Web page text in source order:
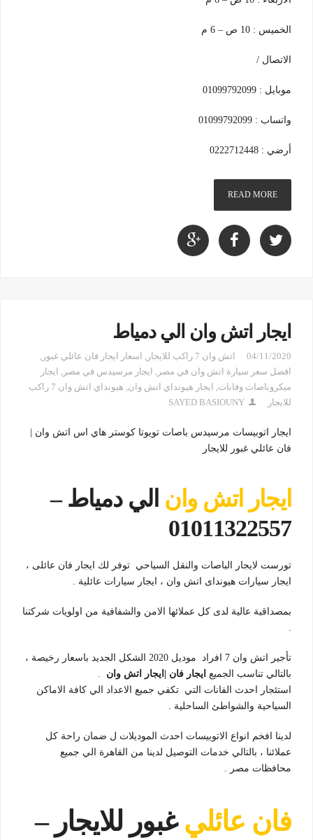
الخميس : 10 ص – 6 م
الاتصال /
موبايل : 01099792099
واتساب : 01099792099
أرضي : 0222712448
READ MORE
ايجار اتش وان الي دمياط
04/11/2020 اتش وان 7 راكب للايجار , اسعار ايجار فان عائلي غبور ,
افضل سعر سيارة اتش وان في مصر , ايجار مرسيدس في مصر , ايجار
ميكروباصات وفانات, ايجار هيونداي اتش وان,
هيونداي اتش وان 7 راكب
للايجار
SAYED BASIOUNY
ايجار اتوبيسات مرسيدس باصات تويوتا كوستر هاي اس اتش وان |
فان عائلي غبور للايجار
ايجار اتش وان الي دمياط –
01011322557
تورست لايجار الباصات والنقل السياحي توفر لك ايجار فان عائلى ،
ايجار سيارات هيونداى اتش وان ، ايجار سيارات عائلية .
بمصداقية عالية لدى كل عملائها الامن والشفافية من اولويات شركتنا
.
تأجير اتش وان 7 افراد موديل 2020 الشكل الجديد باسعار رخيصة ،
بالتالي تناسب الجميع ايجار فان |ايجار اتش وان .
استئجار احدث الفانات التي تكفي جميع الاعداد الي كافة الاماكن
السياحية والشواطئ الساحلية .
لدينا افخم انواع الاتوبيسات احدث الموديلات ل ضمان راحة كل
عملائنا ، بالتالي خدمات التوصيل لدينا من القاهرة الي جميع
محافظات مصر .
فان عائلي غبور للايجار –